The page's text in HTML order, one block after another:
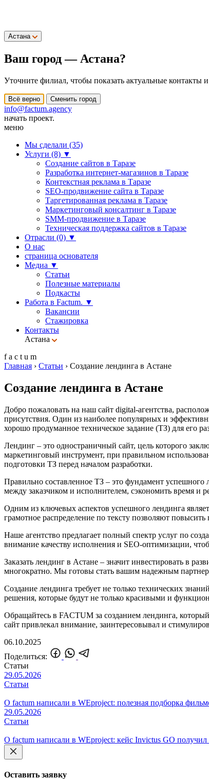
Астана
Ваш город — Астана?
Уточните филиал, чтобы показать актуальные контакты
Всё верно Сменить город
info@factum.agency
начать проект.
меню
Мы сделали (35)
Услуги (8) ▼
Создание сайтов в Таразе
Разработка интернет-магазинов в Таразе
Контекстная реклама в Таразе
SEO-продвижение сайта в Таразе
Таргетированная реклама в Таразе
Маркетинговый консалтинг в Таразе
SMM-продвижение в Таразе
Техническая поддержка сайтов в Таразе
Отрасли (0) ▼
О нас
страница основателя
Медиа ▼
Статьи
Полезные материалы
Подкасты
Работа в Factum. ▼
Вакансии
Стажировка
Контакты
Астана
f a c t u m
Главная › Статьи › Создание лендинга в Астане
Создание лендинга в Астане
Добро пожаловать на наш сайт digital-агентства,
присутствия. Один из наиболее популярных и
хорошо продуманное техническое задание (ТЗ) для его
Лендинг – это одностраничный сайт, цель которого
маркетинговый инструмент, при правильном
подготовки ТЗ перед началом разработки.
Правильно составленное ТЗ – это фундамент
между заказчиком и исполнителем, сэкономить время и
Одним из ключевых аспектов успешного лендинга
грамотное распределение по тексту позволяют
Наше агентство предлагает полный спектр услуг по
внимание качеству исполнения и SEO-оптимизации,
Заказать лендинг в Астане – значит инвестировать в
многократно. Мы готовы стать вашим надежным
Создание лендинга требует не только технических
решения, которые будут не только красивыми и
Обращайтесь в FACTUM за созданием лендинга,
сайт привлекал внимание, заинтересовывал и
06.10.2025
Поделиться:
Статьи
29.05.2026
Статьи
О factum написали в WEproject: полезная подборка
29.05.2026
Статьи
О factum написали в WEproject: кейс Invictus GO получил
Оставить заявку